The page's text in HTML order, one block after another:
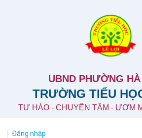
UBND PHƯỜNG
TRƯỜNG TIỂU
TỰ HÀO - CHUYÊN TÂM - ƯƠM
Đăng nhập